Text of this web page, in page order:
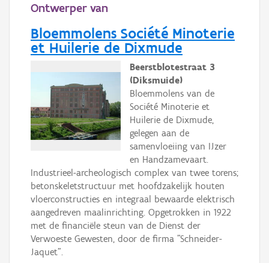
Downloads
Hergebruik
Ontwerper van
Bloemmolens Société Minoterie
et Huilerie de Dixmude
Beerstblotestraat 3
(Diksmuide)
Bloemmolens van de
Société Minoterie et
Huilerie de Dixmude,
gelegen aan de
samenvloeiing van IJzer
en Handzamevaart.
Industrieel-archeologisch complex van twee torens;
betonskeletstructuur met hoofdzakelijk houten
vloerconstructies en integraal bewaarde elektrisch
aangedreven maalinrichting. Opgetrokken in 1922
met de financiële steun van de Dienst der
Verwoeste Gewesten, door de firma "Schneider-
Jaquet".